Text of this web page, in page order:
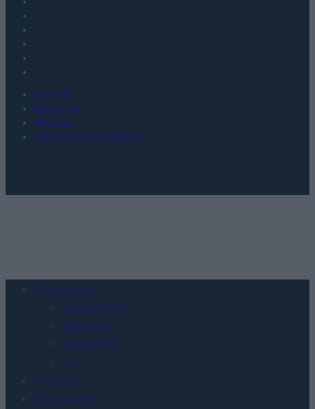
KONTAKT
REDAKCJA
REKLAMA
POLITYKA PRYWATNOŚCI
Urządzenia
SMARTFONY
TABLETY
WEARABLE
TV
Recenzje
Porównania